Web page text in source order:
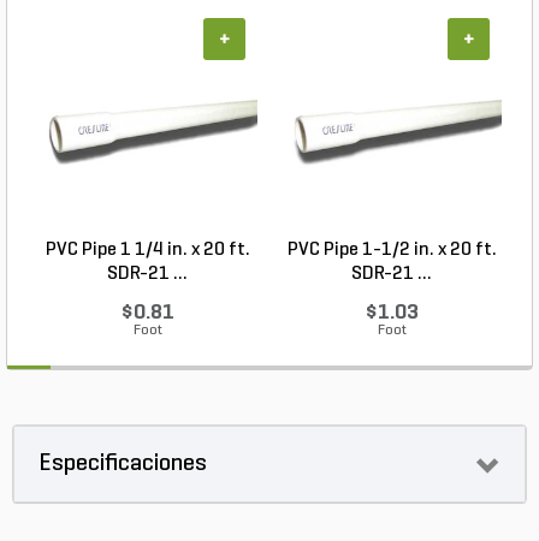
PVC Pipe 1 1/4 in. x 20 ft.
SDR-21 ...
$0.81
Foot
+
PVC Pipe 1-1/2 in. x 20 ft.
SDR-21 ...
$1.03
Foot
+
Especificaciones